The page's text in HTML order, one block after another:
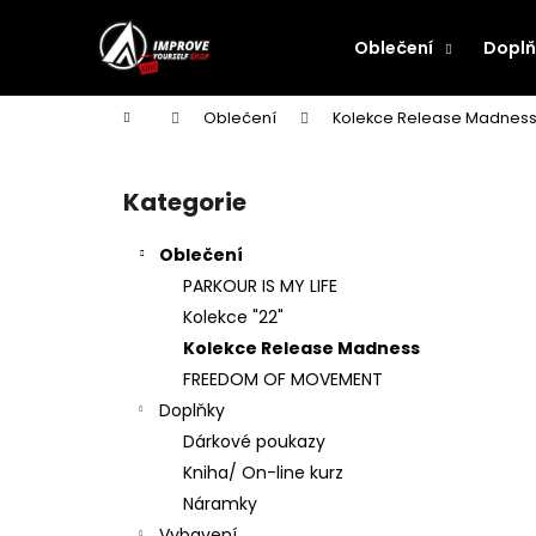
Oblečení
Domů Oblečení Kolekce Release Madness
Přeskočit
kategorie
Kategorie
Oblečení
PARKOUR IS MY LIFE
Kolekce "22"
Kolekce Release Madness
FREEDOM OF MOVEMENT
Doplňky
Dárkové poukazy
Kniha/ On-line kurz
Náramky
í
Zpět
do
Zpět
do